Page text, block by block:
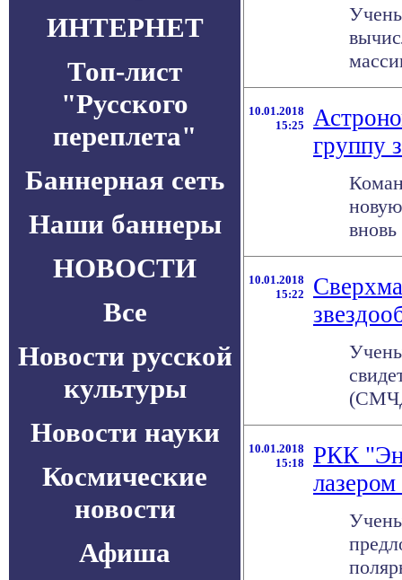
ИНТЕРНЕТ
Топ-лист
"Русского
переплета"
Баннерная сеть
Наши баннеры
НОВОСТИ
Все
Новости русской
культуры
Новости науки
Космические
новости
Афиша
10.01.2018
15:25
группу
10.01.2018
15:22
10.01.2018
15:18
РКК